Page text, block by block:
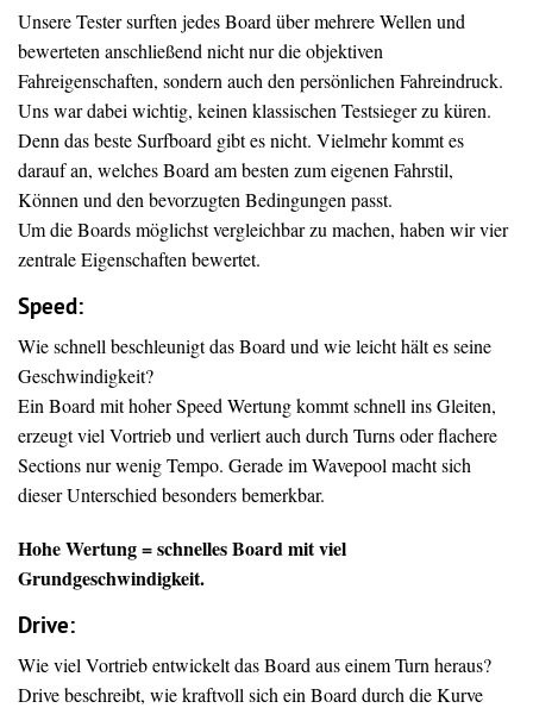
Unsere Tester surften jedes Board über mehrere Wellen und
bewerteten anschließend nicht nur die objektiven
Fahreigenschaften, sondern auch den persönlichen Fahreindruck.
Uns war dabei wichtig, keinen klassischen Testsieger zu küren.
Denn das beste Surfboard gibt es nicht. Vielmehr kommt es
darauf an, welches Board am besten zum eigenen Fahrstil,
Können und den bevorzugten Bedingungen passt.
Um die Boards möglichst vergleichbar zu machen, haben wir vier
zentrale Eigenschaften bewertet.
Speed:
Wie schnell beschleunigt das Board und wie leicht hält es seine
Geschwindigkeit?
Ein Board mit hoher Speed Wertung kommt schnell ins Gleiten,
erzeugt viel Vortrieb und verliert auch durch Turns oder flachere
Sections nur wenig Tempo. Gerade im Wavepool macht sich
dieser Unterschied besonders bemerkbar.
Hohe Wertung = schnelles Board mit viel
Grundgeschwindigkeit.
Drive:
Wie viel Vortrieb entwickelt das Board aus einem Turn heraus?
Drive beschreibt, wie kraftvoll sich ein Board durch die Kurve